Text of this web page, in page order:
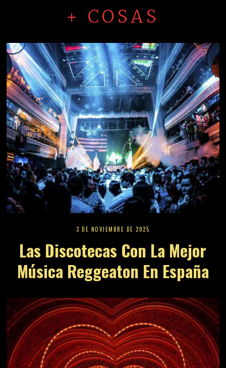
+ COSAS
3 DE NOVIEMBRE DE 2025
Las Discotecas Con La Mejor
Música Reggeaton En España